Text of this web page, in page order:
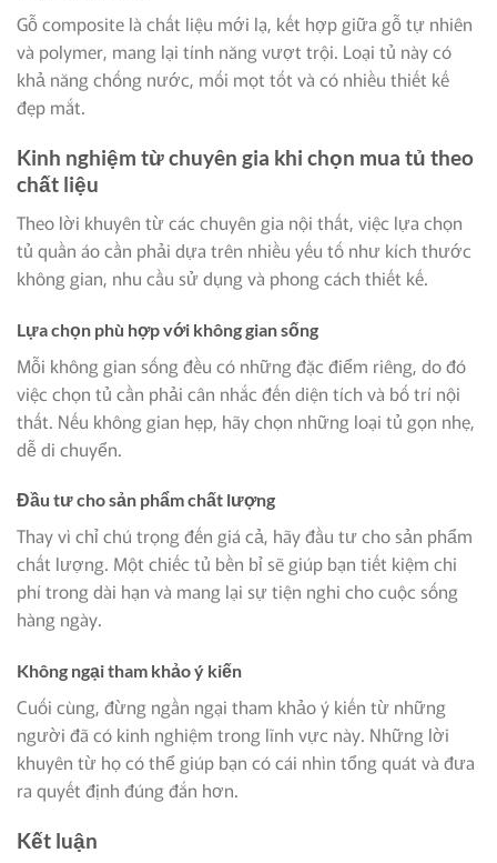
Gỗ composite là chất liệu mới lạ, kết hợp giữa gỗ tự nhiên
và polymer, mang lại tính năng vượt trội. Loại tủ này có
khả năng chống nước, mối mọt tốt và có nhiều thiết kế
đẹp mắt.
Kinh nghiệm từ chuyên gia khi chọn mua tủ theo
chất liệu
Theo lời khuyên từ các chuyên gia nội thất, việc lựa chọn
tủ quần áo cần phải dựa trên nhiều yếu tố như kích thước
không gian, nhu cầu sử dụng và phong cách thiết kế.
Lựa chọn phù hợp với không gian sống
Mỗi không gian sống đều có những đặc điểm riêng, do đó
việc chọn tủ cần phải cân nhắc đến diện tích và bố trí nội
thất. Nếu không gian hẹp, hãy chọn những loại tủ gọn nhẹ,
dễ di chuyển.
Đầu tư cho sản phẩm chất lượng
Thay vì chỉ chú trọng đến giá cả, hãy đầu tư cho sản phẩm
chất lượng. Một chiếc tủ bền bỉ sẽ giúp bạn tiết kiệm chi
phí trong dài hạn và mang lại sự tiện nghi cho cuộc sống
hàng ngày.
Không ngại tham khảo ý kiến
Cuối cùng, đừng ngần ngại tham khảo ý kiến từ những
người đã có kinh nghiệm trong lĩnh vực này. Những lời
khuyên từ họ có thể giúp bạn có cái nhìn tổng quát và đưa
ra quyết định đúng đắn hơn.
Kết luận